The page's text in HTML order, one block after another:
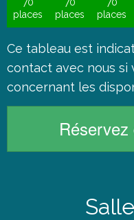
places
places
places
Ce tableau est
contact avec nous si
concernant les